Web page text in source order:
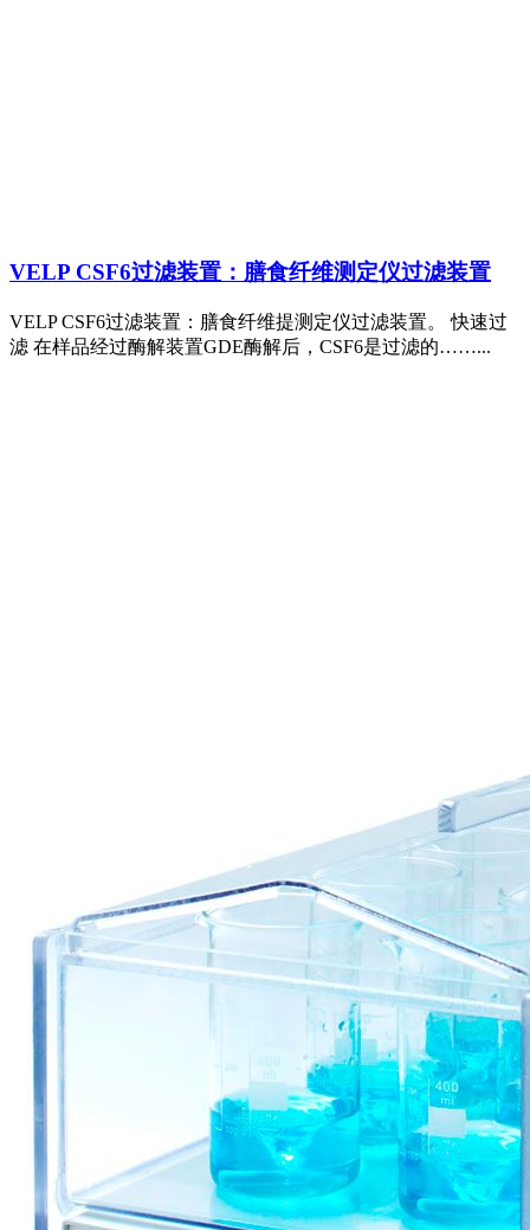
VELP CSF6过滤装置：膳食纤维测定仪过滤装置
VELP CSF6过滤装置：膳食纤维提测定仪过滤装置。 快速过
滤 在样品经过酶解装置GDE酶解后，CSF6是过滤的……...